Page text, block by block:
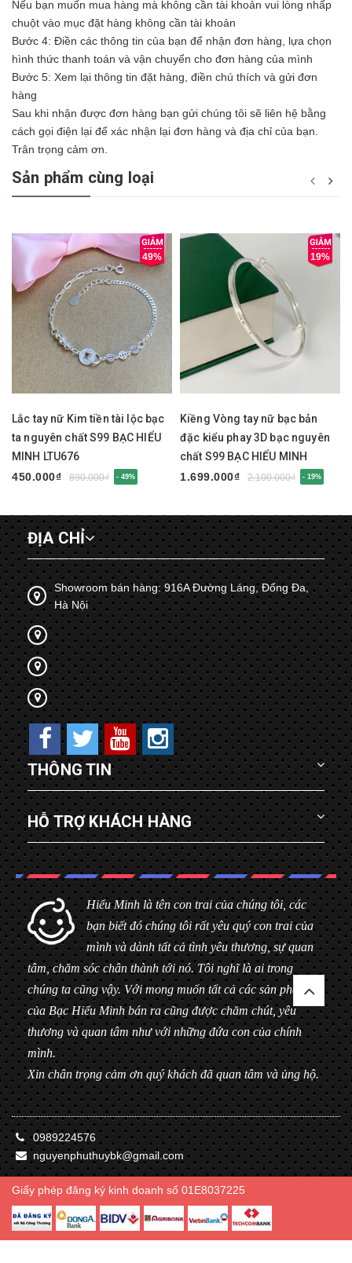
Nếu bạn muốn mua hàng mà không cần tài khoản vui lòng nhấp
chuột vào mục đặt hàng không cần tài khoản
Bước 4: Điền các thông tin của bạn để nhận đơn hàng, lựa chọn
hình thức thanh toán và vận chuyển cho đơn hàng của mình
Bước 5: Xem lại thông tin đặt hàng, điền chú thích và gửi đơn
hàng
Sau khi nhận được đơn hàng bạn gửi chúng tôi sẽ liên hệ bằng
cách gọi điện lại để xác nhận lại đơn hàng và địa chỉ của bạn.
Trân trọng cảm ơn.
Sản phẩm cùng loại
49%
Lắc tay nữ Kim tiền tài lộc bạc
ta nguyên chất S99 BẠC HIỂU
MINH LTU676
450.000₫
890.000₫ - 49%
19%
Kiềng Vòng tay nữ bạc bản
đặc kiểu phay 3D bạc nguyên
chất S99 BẠC HIỂU MINH
LTU675
1.699.000₫ 2.100.000₫ - 19%
ĐỊA CHỈ
Showroom bán hàng: 916A Đường Láng, Đống Đa,
Hà Nội
THÔNG TIN
HỖ TRỢ KHÁCH HÀNG
Hiểu Minh là tên con trai của chúng tôi, các
bạn biết đó chúng tôi rất yêu quý con trai của
mình và dành tất cả tình yêu thương, sự quan
tâm, chăm sóc chân thành tới nó. Tôi nghĩ là ai trong
chúng ta cũng vậy. Với mong muốn tất cả các sản phẩm
của Bạc Hiểu Minh bán ra cũng được chăm chút, yêu
thương và quan tâm như với những đứa con của chính
mình.
Xin chân trọng cảm ơn quý khách đã quan tâm và ủng hộ.
0989224576
nguyenphuthuybk@gmail.com
Giấy phép đăng ký kinh doanh số 01E8037225